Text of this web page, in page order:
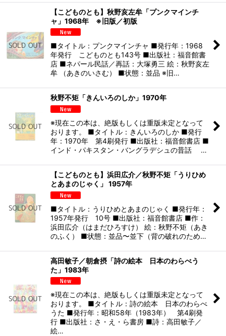
【こどものとも】秋野亥左牟「プンクマインチ
ャ」1968年 ※旧版／初版
■タイトル：プンクマインチャ ■発行年：1968
年発行 こどものとも143号 ■出版社：福音館書
店 ■ネパール民話／再話：大塚勇三 絵：秋野亥左
牟 （あきのいさむ） ■状態：並品 ※旧…
秋野不矩「きんいろのしか」1970年
※現在この本は、絶版もしくは重版未定となって
おります。 ■タイトル：きんいろのしか ■発行
年：1970年 第4刷発行 ■出版社：福音館書店 ■
インド・パキスタン・バングラデシュの昔話 …
【こどものとも】浜田広介／秋野不矩「うりひめ
とあまのじゃく」 1957年
■タイトル：うりひめとあまのじゃく ■発行年：
1957年発行 10号 ■出版社：福音館書店 ■作：
浜田広介（はまだひろすけ） 絵：秋野不矩（あき
のふく） ■状態：並品〜並下（背の破れのため…
高田敏子／朝倉摂「詩の絵本 日本のわらべう
た」1983年
※現在この本は、絶版もしくは重版未定となって
おります。 ■タイトル：詩の絵本 日本のわらべ
うた ■発行年：昭和58年（1983年） 第4刷発
行 ■出版社：さ・え・ら書房 ■詩：高田敏子／
絵…